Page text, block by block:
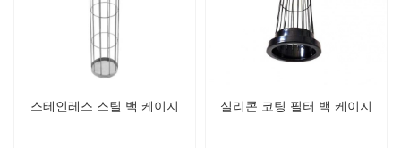
스테인레스 스틸 백 케이지 실리콘 코팅 필터 백 케이지